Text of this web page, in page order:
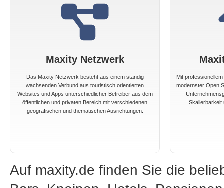
Maxity Netzwerk
Das Maxity Netzwerk besteht aus einem ständig
wachsenden Verbund aus touristisch orientierten
Websites und Apps unterschiedlicher Betreiber aus dem
öffentlichen und privaten Bereich mit verschiedenen
geografischen und thematischen Ausrichtungen.
Mit
modernster Open
Skalierbarkeit
Auf maxity.de finden Sie die